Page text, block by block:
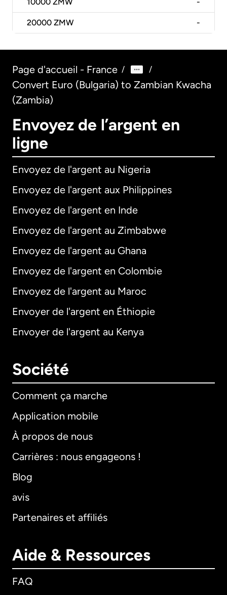
10000 ZMW -
20000 ZMW -
Page d'accueil - France / /
Convert Euro (Bulgaria) to Zambian Kwacha
(Zambia)
Envoyez de l’argent en
ligne
Envoyez de l'argent au Nigeria
Envoyez de l'argent aux Philippines
Envoyez de l'argent en Inde
Envoyez de l'argent au Zimbabwe
Envoyez de l'argent au Ghana
Envoyez de l'argent en Colombie
Envoyez de l'argent au Maroc
Envoyer de l'argent en Éthiopie
Envoyer de l'argent au Kenya
Société
Comment ça marche
Application mobile
À propos de nous
Carrières : nous engageons !
Blog
avis
Partenaires et affiliés
Aide & Ressources
FAQ